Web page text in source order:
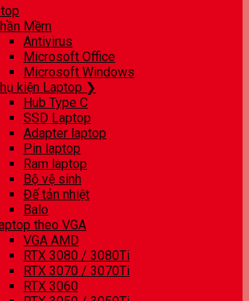
Mềm
Antivirus
Microsoft Office
Microsoft Windows
kiện Laptop ❯
Hub Type C
SSD Laptop
Adapter laptop
Pin laptop
Ram laptop
Bộ vệ sinh
Đế tản nhiệt
Balo
theo VGA
VGA AMD
RTX 3080 / 3080Ti
RTX 3070 / 3070Ti
RTX 3060